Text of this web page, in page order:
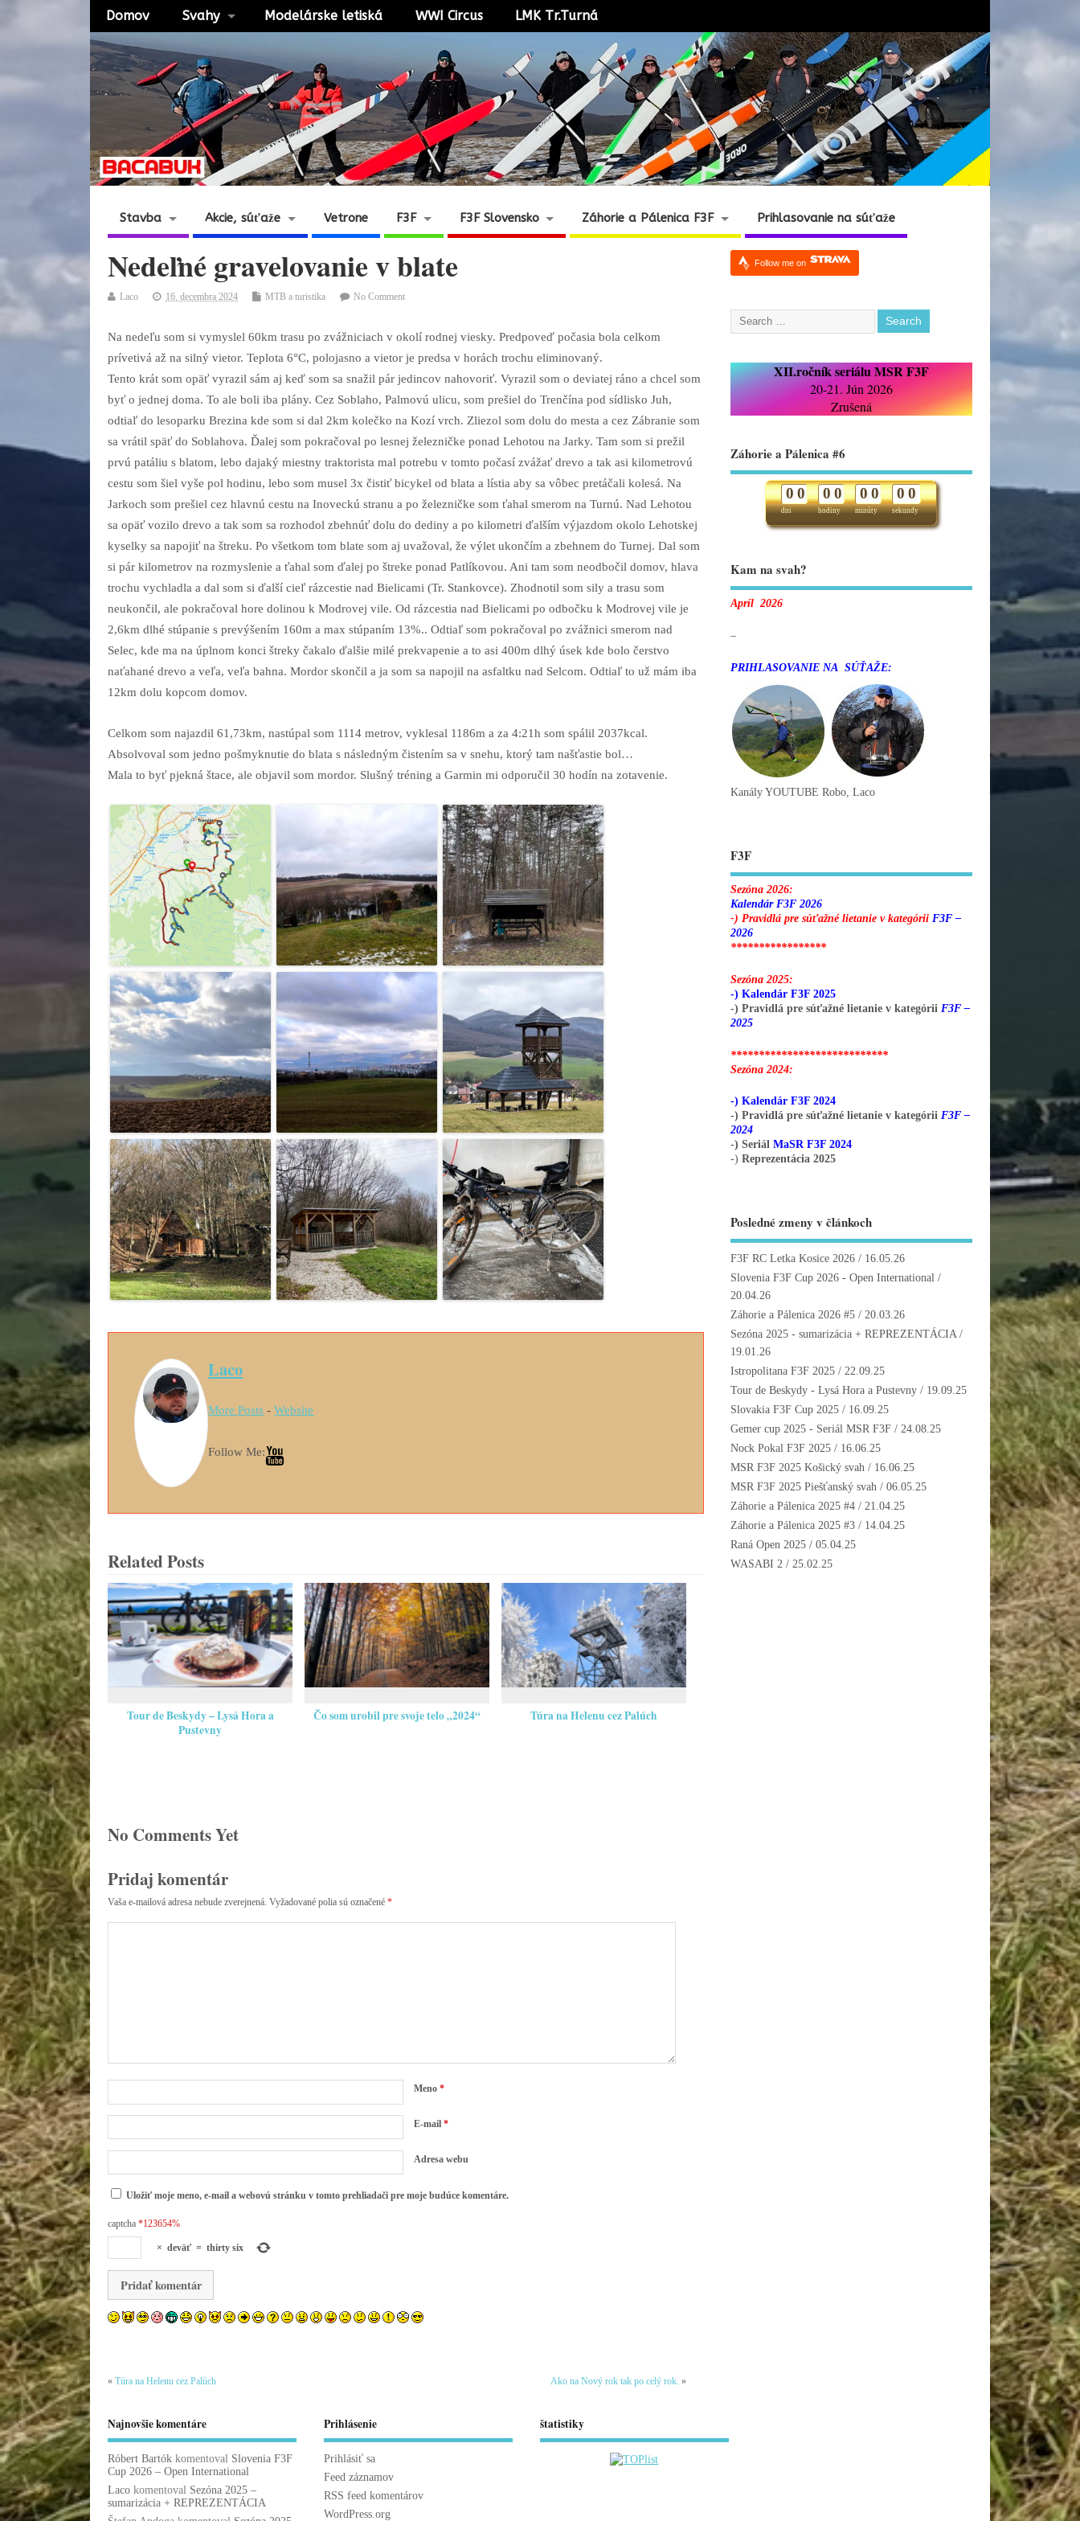
Domov Svahy Modelárske letiská WWI Circus LMK Tr.Turná
Stavba Akcie, súťaže Vetrone F3F F3F Slovensko Záhorie a Pálenica F3F Prihlasovanie na súťaže
Nedeľné gravelovanie v blate
Laco 16. decembra 2024 MTB a turistika No Comment
Na nedeľu som si vymyslel 60km trasu po zvážniciach v okolí rodnej viesky. Predpoveď počasia bola celkom
prívetivá až na silný vietor. Teplota 6°C, polojasno a vietor je predsa v horách trochu eliminovaný.
Tento krát som opäť vyrazil sám aj keď som sa snažil pár jedincov nahovoriť. Vyrazil som o deviatej ráno a chcel som
byť o jednej doma. To ale boli iba plány. Cez Soblaho, Palmovú ulicu, som prešiel do Trenčína pod sídlisko Juh,
odtiaľ do lesoparku Brezina kde som si dal 2km kolečko na Kozí vrch. Zliezol som dolu do mesta a cez Zábranie som
sa vrátil späť do Soblahova. Ďalej som pokračoval po lesnej železničke ponad Lehotou na Jarky. Tam som si prežil
prvú patáliu s blatom, lebo dajaký miestny traktorista mal potrebu v tomto počasí zvážať drevo a tak asi kilometrovú
cestu som šiel vyše pol hodinu, lebo som musel 3x čistiť bicykel od blata a lístia aby sa vôbec pretáčali kolesá. Na
Jarkoch som prešiel cez hlavnú cestu na Inoveckú stranu a po železničke som ťahal smerom na Turnú. Nad Lehotou
sa opäť vozilo drevo a tak som sa rozhodol zbehnúť dolu do dediny a po kilometri ďalším výjazdom okolo Lehotskej
kyselky sa napojiť na štreku. Po všetkom tom blate som aj uvažoval, že výlet ukončím a zbehnem do Turnej. Dal som
si pár kilometrov na rozmyslenie a ťahal som ďalej po štreke ponad Patlíkovou. Ani tam som neodbočil domov, hlava
trochu vychladla a dal som si ďalší cieľ rázcestie nad Bielicami (Tr. Stankovce). Zhodnotil som sily a trasu som
neukončil, ale pokračoval hore dolinou k Modrovej vile. Od rázcestia nad Bielicami po odbočku k Modrovej vile je
2,6km dlhé stúpanie s prevýšením 160m a max stúpaním 13%.. Odtiaľ som pokračoval po zvážnici smerom nad
Selec, kde ma na úplnom konci štreky čakalo ďalšie milé prekvapenie a to asi 400m dlhý úsek kde bolo čerstvo
naťahané drevo a veľa, veľa bahna. Mordor skončil a ja som sa napojil na asfaltku nad Selcom. Odtiaľ to už mám iba
12km dolu kopcom domov.
Celkom som najazdil 61,73km, nastúpal som 1114 metrov, vyklesal 1186m a za 4:21h som spálil 2037kcal.
Absolvoval som jedno pošmyknutie do blata s následným čistením sa v snehu, ktorý tam našťastie bol…
Mala to byť pjekná štace, ale objavil som mordor. Slušný tréning a Garmin mi odporučil 30 hodín na zotavenie.
Laco
More Posts -Website
Follow Me:
Related Posts
Tour de Beskydy – Lysá Hora a
Pustevny
Čo som urobil pre svoje telo „2024“ Túra na Helenu cez Palúch
No Comments Yet
Pridaj komentár
Vaša e-mailová adresa nebude zverejnená. Vyžadované polia sú označené*
Meno*
E-mail*
Adresa webu
Uložiť moje meno, e-mail a webovú stránku v tomto prehliadači pre moje budúce komentáre.
captcha *123654%
× deväť = thirty six
«Túra na Helenu cez Palúch Ako na Nový rok tak po celý rok. »
Follow me on
XII.ročník seriálu MSR F3F
20-21. Jún 2026
Zrušená
Záhorie a Pálenica #6
dni
0 0
hodiny
0 0
minúty
0 0
sekundy
0 0
Kam na svah?
Apríl 2026
–
PRIHLASOVANIE NA SÚŤAŽE:
Kanály YOUTUBE Robo, Laco
F3F
Sezóna 2026:
Kalendár F3F 2026
-) Pravidlá pre súťažné lietanie v kategórii F3F –
2026
*****************
Sezóna 2025:
-) Kalendár F3F 2025
-) Pravidlá pre súťažné lietanie v kategórii F3F –
2025
****************************
Sezóna 2024:
-) Kalendár F3F 2024
-) Pravidlá pre súťažné lietanie v kategórii F3F –
2024
-) Seriál MaSR F3F 2024
-) Reprezentácia 2025
Posledné zmeny v článkoch
F3F RC Letka Kosice 2026/ 16.05.26
Slovenia F3F Cup 2026 - Open International /
20.04.26
Záhorie a Pálenica 2026 #5/ 20.03.26
Sezóna 2025 - sumarizácia + REPREZENTÁCIA/
19.01.26
Istropolitana F3F 2025/ 22.09.25
Tour de Beskydy - Lysá Hora a Pustevny/ 19.09.25
Slovakia F3F Cup 2025/ 16.09.25
Gemer cup 2025 - Seriál MSR F3F/ 24.08.25
Nock Pokal F3F 2025/ 16.06.25
MSR F3F 2025 Košický svah / 16.06.25
MSR F3F 2025 Piešťanský svah / 06.05.25
Záhorie a Pálenica 2025 #4/ 21.04.25
Záhorie a Pálenica 2025 #3/ 14.04.25
Raná Open 2025/ 05.04.25
WASABI 2 / 25.02.25
Najnovšie komentáre
Róbert Bartók komentoval Slovenia F3F
Cup 2026 – Open International
Laco komentoval Sezóna 2025 –
sumarizácia + REPREZENTÁCIA
Prihlásenie
Prihlásiť sa
Feed záznamov
RSS feed komentárov
WordPress.org
štatistiky